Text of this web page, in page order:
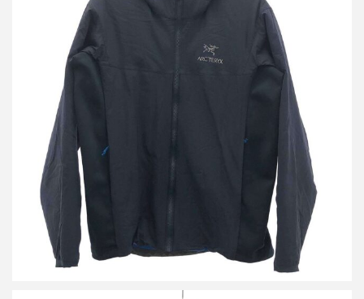
アークテリクス Atom LT Hoody Men’s アトムフーディ